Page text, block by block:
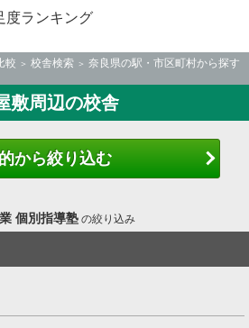
度ランキング
較 校舎検索
奈良県の駅・市区町村から探す
敷周辺の校舎
から絞り込む
個別指導塾の絞り込み